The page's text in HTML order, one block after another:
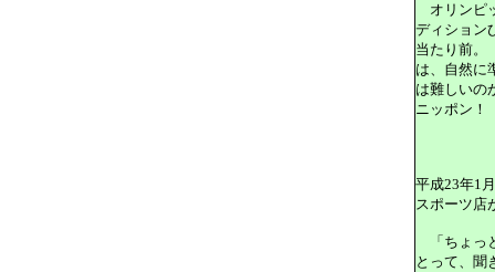
オリンピ
ディション
当たり前。
は、自然に
は難しいの
ニッポン！
平成23年1
スポーツ店
「ちょっ
とって、聞